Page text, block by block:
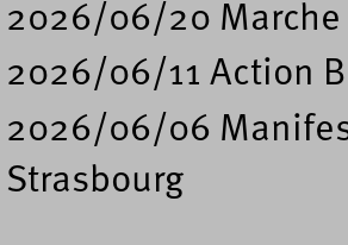
2026/06/20 Marche
2026/06/11 Action
2026/06/06
Strasbourg